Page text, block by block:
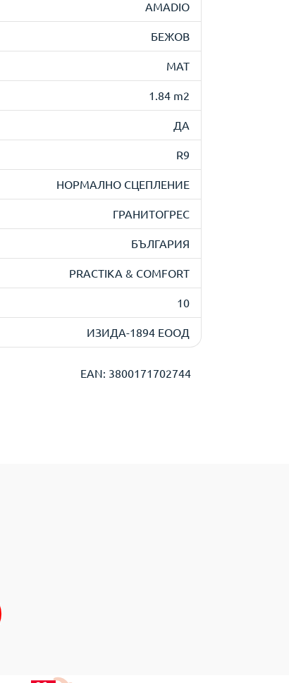
AMADIO
БЕЖОВ
МАТ
1.84 m2
ДА
R9
НОРМАЛНО СЦЕПЛЕНИЕ
ГРАНИТОГРЕС
БЪЛГАРИЯ
PRACTIKA & COMFORT
10
ИЗИДА-1894 ЕООД
EAN: 3800171702744